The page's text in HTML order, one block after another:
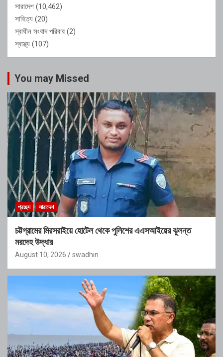
সারাদেশ (10,462)
সাহিত্য (20)
স্বাধীন সংবাদ পরিবার (2)
স্বাস্থ্য (107)
You may Missed
প্রচ্ছদ সারাদেশ
চট্টগ্রামের মিরসরাইয়ে হোটেল থেকে পুলিশের এএসআইয়ের ঝুলন্ত
মরদেহ উদ্ধার
August 10, 2026 swadhin